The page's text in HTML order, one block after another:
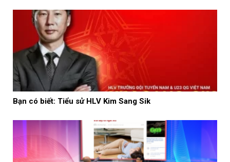
Bạn có biết: Tiểu sử HLV Kim Sang Sik